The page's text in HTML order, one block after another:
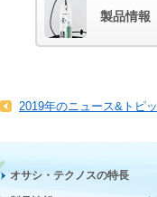
製品情報
2019年のニュース&トピ
オサシ・テクノスの特長